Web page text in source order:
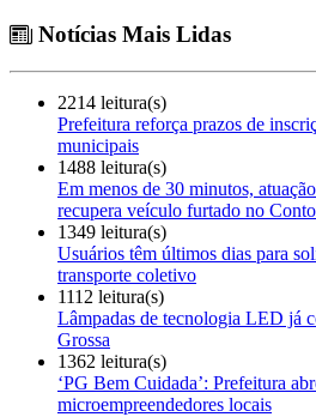
Notícias Mais Lidas
2214 leitura(s)
Prefeitura reforça prazos de
municipais
1488 leitura(s)
Em menos de 30 minutos,
recupera veículo furtado no
1349 leitura(s)
Usuários têm últimos dias para
transporte coletivo
1112 leitura(s)
Lâmpadas de tecnologia LED já
Grossa
1362 leitura(s)
‘PG Bem Cuidada’: Prefeitura
microempreendedores locais